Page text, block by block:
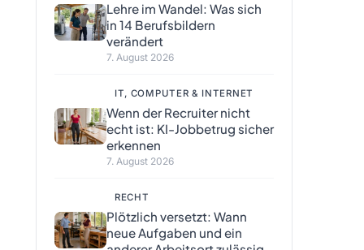
Lehre im Wandel: Was sich
in 14 Berufsbildern
verändert
7. August 2026
IT, COMPUTER & INTERNET
Wenn der Recruiter nicht
echt ist: KI-Jobbetrug sicher
erkennen
7. August 2026
RECHT
Plötzlich versetzt: Wann
neue Aufgaben und ein